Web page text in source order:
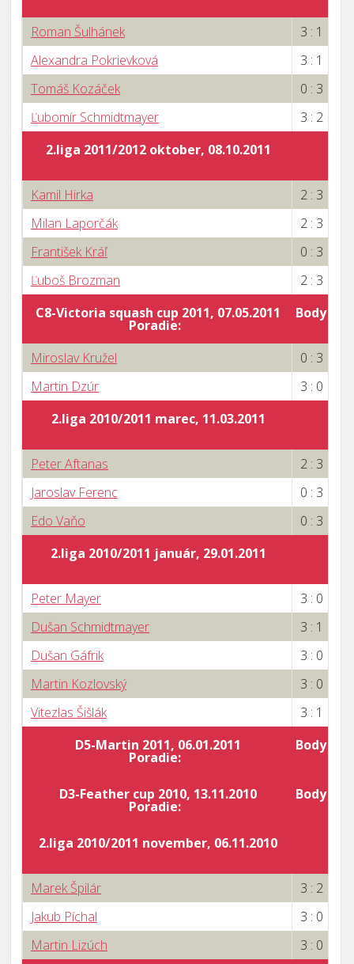
Roman Šulhánek
3 : 1
Alexandra Pokrievková
3 : 1
Tomáš Kozáček
0 : 3
Ľubomír Schmidtmayer
3 : 2
2.liga 2011/2012 oktober, 08.10.2011
Kamil Hirka
2 : 3
Milan Laporčák
2 : 3
František Kráľ
0 : 3
Ľuboš Brozman
2 : 3
C8-Victoria squash cup 2011, 07.05.2011
Poradie:
Body za
Miroslav Kružel
0 : 3
Martin Dzúr
3 : 0
2.liga 2010/2011 marec, 11.03.2011
Peter Aftanas
2 : 3
Jaroslav Ferenc
0 : 3
Edo Vaňo
0 : 3
2.liga 2010/2011 január, 29.01.2011
Peter Mayer
3 : 0
Dušan Schmidtmayer
3 : 1
Dušan Gáfrik
3 : 0
Martin Kozlovský
3 : 0
Vitezlas Šišlák
3 : 1
D5-Martin 2011, 06.01.2011
Poradie:
Body za
D3-Feather cup 2010, 13.11.2010
Poradie:
Body za
2.liga 2010/2011 november, 06.11.2010
Marek Špilár
3 : 2
Jakub Píchal
3 : 0
Martin Lizúch
3 : 0